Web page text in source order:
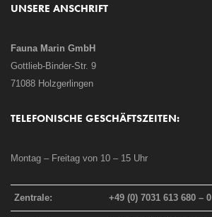
UNSERE ANSCHRIFT
Fauna Marin GmbH
Gottlieb-Binder-Str. 9
71088 Holzgerlingen
TELEFONISCHE GESCHÄFTSZEITEN:
Montag – Freitag von 10 – 15 Uhr
Zentrale: +49 (0) 7031 613 680 – 0